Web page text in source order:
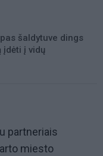
šaldytuve dings
įdėti į vidų
partneriais
miesto